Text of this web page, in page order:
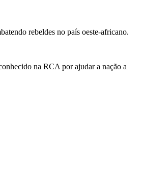
rebeldes no país oeste-africano.
na RCA por ajudar a nação a